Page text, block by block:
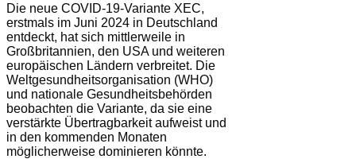
Die neue COVID-19-Variante XEC,
erstmals im Juni 2024 in Deutschland
entdeckt, hat sich mittlerweile in
Großbritannien, den USA und weiteren
europäischen Ländern verbreitet. Die
Weltgesundheitsorganisation (WHO)
und nationale Gesundheitsbehörden
beobachten die Variante, da sie eine
verstärkte Übertragbarkeit aufweist und
in den kommenden Monaten
möglicherweise dominieren könnte​.